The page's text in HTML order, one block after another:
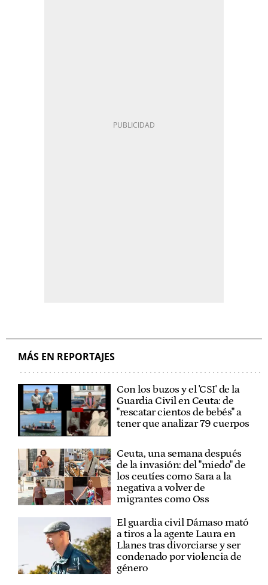
MÁS EN REPORTAJES
Con los buzos y el 'CSI' de la
Guardia Civil en Ceuta: de
"rescatar cientos de bebés" a
tener que analizar 79 cuerpos
Ceuta, una semana después
de la invasión: del "miedo" de
los ceutíes como Sara a la
negativa a volver de
migrantes como Oss
El guardia civil Dámaso mató
a tiros a la agente Laura en
Llanes tras divorciarse y ser
condenado por violencia de
género